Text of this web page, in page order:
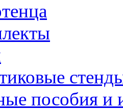
пособия и